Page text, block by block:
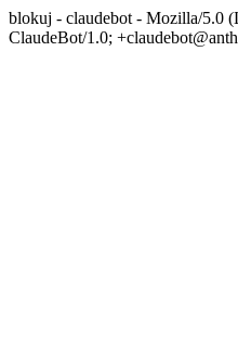
blokuj - claudebot - Mozilla/5.0
ClaudeBot/1.0;